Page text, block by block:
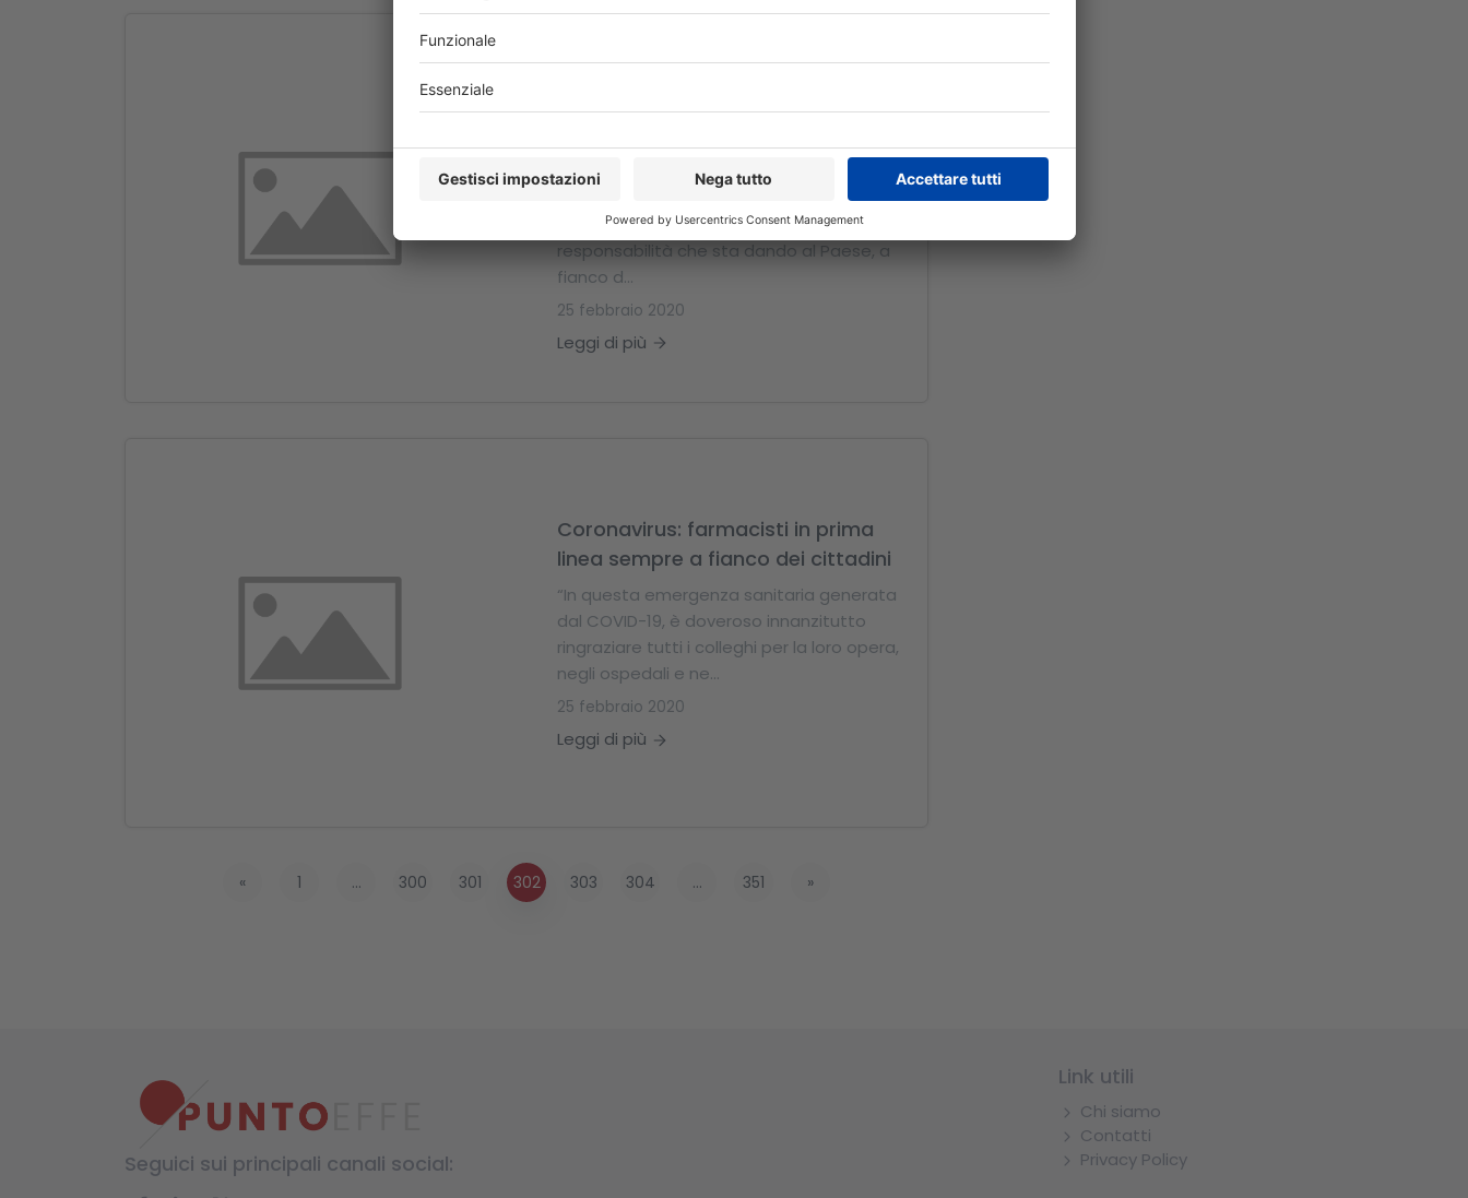
nell’emergenza sanitaria causata
Federfarma intende esprimere una
farmacie, per la prova di alta
responsabilità che sta dando al Paese, a
fianco d...
25 febbraio 2020
Leggi di più
Coronavirus: farmacisti in prima
linea sempre a fianco dei cittadini
“In questa emergenza sanitaria generata
dal COVID-19, è doveroso innanzitutto
ringraziare tutti i colleghi per la loro opera,
negli ospedali e ne...
25 febbraio 2020
Leggi di più
« 1 ... 300 301 302 303 304 ... 351 »
Seguici sui principali canali social:
Link utili
Chi siamo
Contatti
Privacy Policy